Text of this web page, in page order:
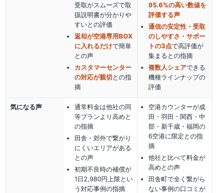
受取がスムーズで取
扱説明書が分かりや
すいとの評価
返却が空港専用BOX
に入れるだけで簡単
との声
カスタマーセンター
の対応が親切との指
摘
95.6%の高い数値を
評価する声
通信の安定性・受取
のしやすさ・サポー
トの3点で高評価が
集まるとの指摘
複数人シェアできる
機種ラインナップの
評価
気になる声
通常料金は他社の同
等プランより高めと
の指摘
田舎・郊外で繋がり
にくいエリアがある
との声
初期不良時の補償が
1日2,980円上限とい
う対応事例の指摘
空港カウンターが成
田・羽田・関西・中
部・新千歳・福岡の
6空港に限定との指
摘
他社と比べて料金が
高めとの声
田舎町で全く繋がら
ない事例の口コミが